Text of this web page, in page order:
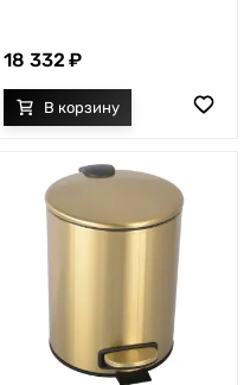
18 332